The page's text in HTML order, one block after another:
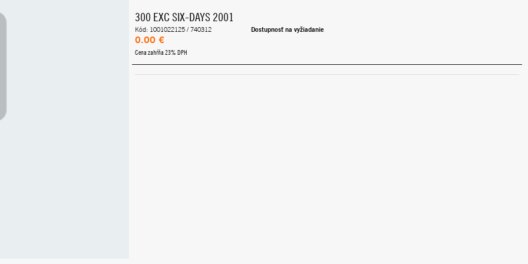
300 EXC SIX-DAYS 2001
Kód: 1001022125 / 740312 Dostupnosť na vyžiadanie
0.00 €
Cena zahŕňa 23% DPH